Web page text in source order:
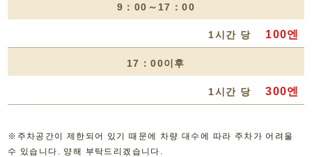
9：00～17：00
1시간 당 100엔
17：00이후
1시간 당300엔
※주차공간이 제한되어 있기 때문에 차량 대수에 따라 주차가 어려울
수 있습니다. 양해 부탁드리겠습니다.